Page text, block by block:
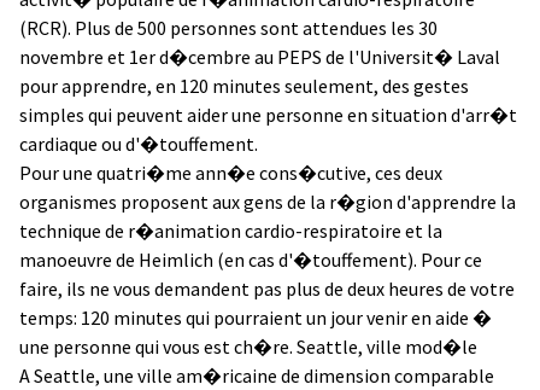
(RCR). Plus de 500 personnes sont attendues les 30
novembre et 1er d�cembre au PEPS de l'Universit� Laval
pour apprendre, en 120 minutes seulement, des gestes
simples qui peuvent aider une personne en situation d'arr�t
cardiaque ou d'�touffement.
Pour une quatri�me ann�e cons�cutive, ces deux
organismes proposent aux gens de la r�gion d'apprendre la
technique de r�animation cardio-respiratoire et la
manoeuvre de Heimlich (en cas d'�touffement). Pour ce
faire, ils ne vous demandent pas plus de deux heures de votre
temps: 120 minutes qui pourraient un jour venir en aide �
une personne qui vous est ch�re. Seattle, ville mod�le
A Seattle, une ville am�ricaine de dimension comparable